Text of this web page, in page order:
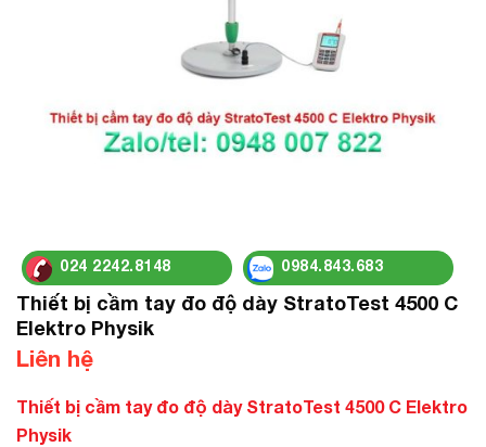
024 2242.8148 0984.843.683
Thiết bị cầm tay đo độ dày StratoTest 4500 C
Elektro Physik
Liên hệ
Thiết bị cầm tay đo độ dày StratoTest 4500 C Elektro
Physik